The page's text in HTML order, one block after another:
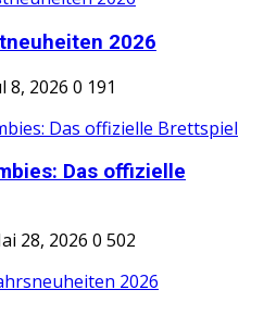
2026
8, 2026 0 191
Das offizielle
28, 2026 0 502